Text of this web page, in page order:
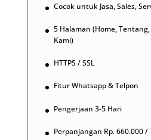
Cocok untuk Jasa, Sales,
5 Halaman (Home,
Kami)
HTTPS / SSL
Fitur Whatsapp & Telpon
Pengerjaan 3-5 Hari
Perpanjangan Rp. 660.000 /